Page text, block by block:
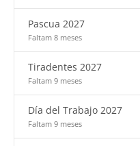
Pascua 2027
Faltam 8 meses
Tiradentes 2027
Faltam 9 meses
Día del Trabajo 2027
Faltam 9 meses